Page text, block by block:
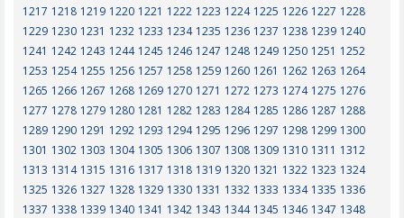
1217 1218 1219 1220 1221 1222 1223 1224 1225 1226 1227 1228
1229 1230 1231 1232 1233 1234 1235 1236 1237 1238 1239 1240
1241 1242 1243 1244 1245 1246 1247 1248 1249 1250 1251 1252
1253 1254 1255 1256 1257 1258 1259 1260 1261 1262 1263 1264
1265 1266 1267 1268 1269 1270 1271 1272 1273 1274 1275 1276
1277 1278 1279 1280 1281 1282 1283 1284 1285 1286 1287 1288
1289 1290 1291 1292 1293 1294 1295 1296 1297 1298 1299 1300
1301 1302 1303 1304 1305 1306 1307 1308 1309 1310 1311 1312
1313 1314 1315 1316 1317 1318 1319 1320 1321 1322 1323 1324
1325 1326 1327 1328 1329 1330 1331 1332 1333 1334 1335 1336
1337 1338 1339 1340 1341 1342 1343 1344 1345 1346 1347 1348